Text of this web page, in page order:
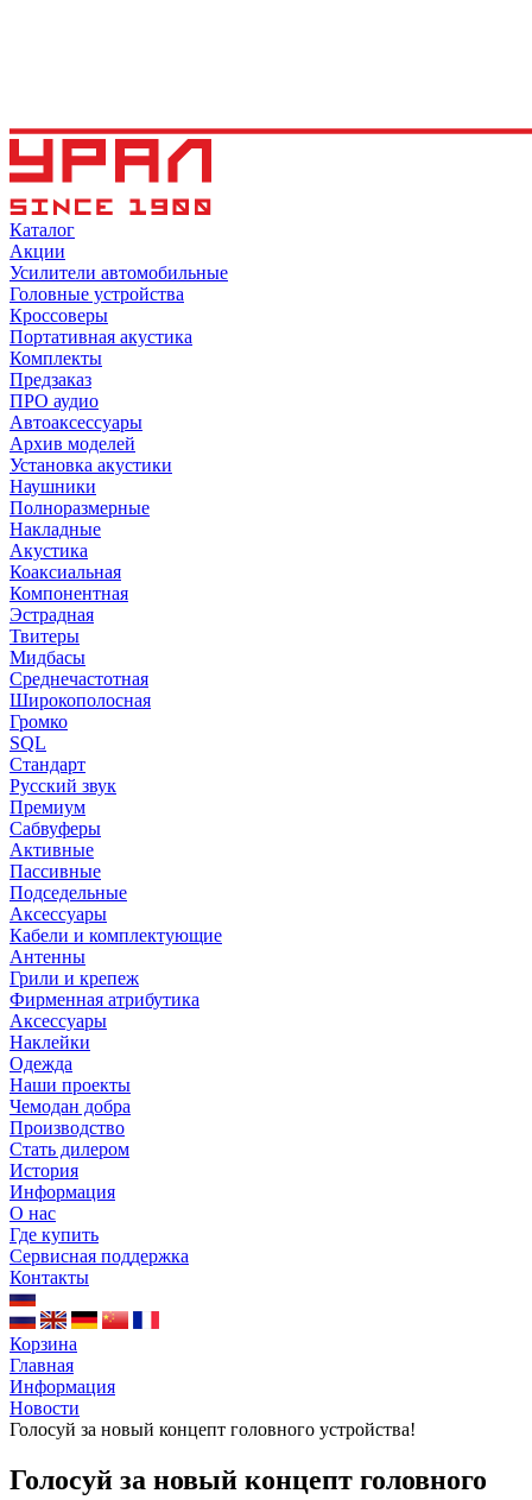
Каталог
Акции
Усилители автомобильные
Головные устройства
Кроссоверы
Портативная акустика
Комплекты
Предзаказ
ПРО аудио
Автоаксессуары
Архив моделей
Установка акустики
Наушники
Полноразмерные
Накладные
Акустика
Коаксиальная
Компонентная
Эстрадная
Твитеры
Мидбасы
Среднечастотная
Широкополосная
Громко
SQL
Стандарт
Русский звук
Премиум
Сабвуферы
Активные
Пассивные
Подседельные
Аксессуары
Кабели и комплектующие
Антенны
Грили и крепеж
Фирменная атрибутика
Аксессуары
Наклейки
Одежда
Наши проекты
Чемодан добра
Производство
Стать дилером
История
Информация
О нас
Где купить
Сервисная поддержка
Контакты
Корзина
Главная
Информация
Новости
Голосуй за новый концепт головного устройства!
Голосуй за новый концепт головного